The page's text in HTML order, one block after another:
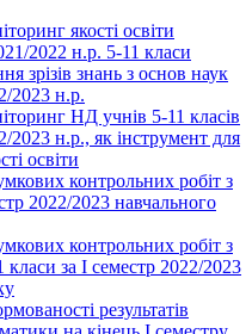
якості освіти
2022 н.р. 5-11 класи
зрізів знань з основ наук
2023 н.р.
НД учнів 5-11 класів
2023 н.р., як інструмент для
освіти
контрольних робіт з
2022/2023 навчального
контрольних робіт з
за І семестр 2022/2023
результатів